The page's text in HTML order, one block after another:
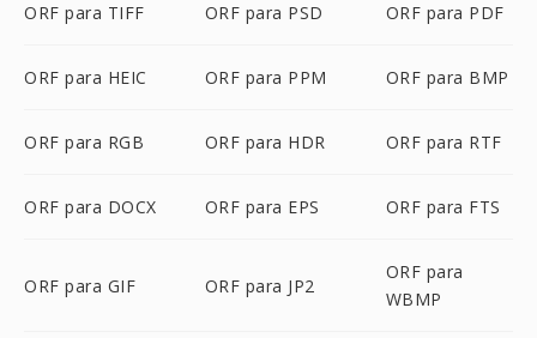
ORF para TIFF ORF para PSD ORF para PDF
ORF para HEIC ORF para PPM ORF para BMP
ORF para RGB ORF para HDR ORF para RTF
ORF para DOCX ORF para EPS ORF para FTS
ORF para GIF ORF para JP2
ORF para
WBMP